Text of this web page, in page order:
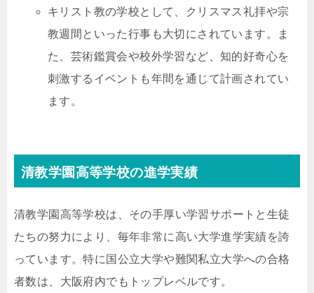
キリスト教の学校として、クリスマス礼拝や宗
教週間といった行事も大切にされています。ま
た、芸術鑑賞会や校外学習など、知的好奇心を
刺激するイベントも年間を通じて計画されてい
ます。
清教学園高等学校の進学実績
清教学園高等学校は、その手厚い学習サポートと生徒
たちの努力により、毎年非常に高い大学進学実績を誇
っています。特に国公立大学や難関私立大学への合格
者数は、大阪府内でもトップレベルです。